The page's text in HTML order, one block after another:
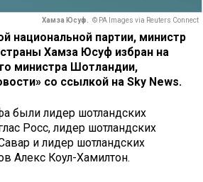
Хамза Юсуф. © PA Images via Reuters Connect
национальной партии, министр
Хамза Юсуф избран на
министра Шотландии,
со ссылкой на Sky News.
были лидер шотландских
Росс, лидер шотландских
и лидер шотландских
Алекс Коул-Хамилтон.